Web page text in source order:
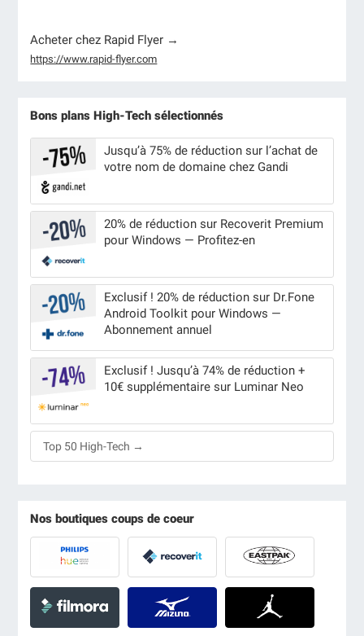
Acheter chez Rapid Flyer →
https://www.rapid-flyer.com
Bons plans High-Tech sélectionnés
Jusqu’à 75% de réduction sur l’achat de
votre nom de domaine chez Gandi
20% de réduction sur Recoverit Premium
pour Windows — Profitez-en
Exclusif ! 20% de réduction sur Dr.Fone
Android Toolkit pour Windows —
Abonnement annuel
Exclusif ! Jusqu’à 74% de réduction +
10€ supplémentaire sur Luminar Neo
Top 50 High-Tech →
Nos boutiques coups de coeur